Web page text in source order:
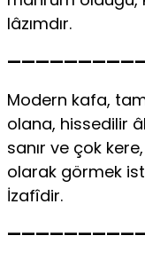
lâzımdır.
Modern kafa,
olana, hissedilir
sanır ve çok
olarak görmek
İzafîdir.